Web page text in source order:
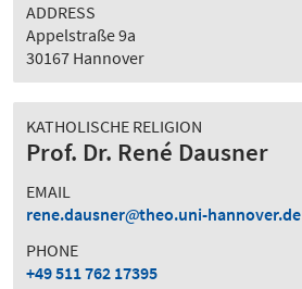
ADDRESS
Appelstraße 9a
30167 Hannover
KATHOLISCHE RELIGION
Prof. Dr. René Dausner
EMAIL
rene.dausner
theo.uni-hannover.de
PHONE
+49 511 762 17395